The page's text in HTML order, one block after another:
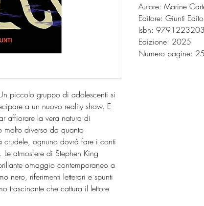
piccolo gruppo di adolescenti si
a un nuovo reality show. E
affiorare la vera natura di
molto diverso da quanto
ognuno dovrà fare i conti
atmosfere di Stephen King
omaggio contemporaneo a
nero, riferimenti letterari e spunti
trascinante che cattura il lettore
Autore: Marine
Editore: Giunti
Isbn:
Edizione: 2025
Numero pagine: